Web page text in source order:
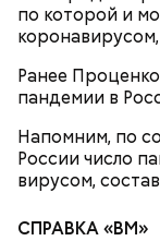
по которой и
Ранее Проценко
пандемии в
Напомним, по
России число
вирусом,
СПРАВКА «ВМ»
Святой
покровителем
оберегает
Николая
уличных
Николаю
Кабачки
кружочками
сердцевину.
обжарить в
нашинковать,
масле и